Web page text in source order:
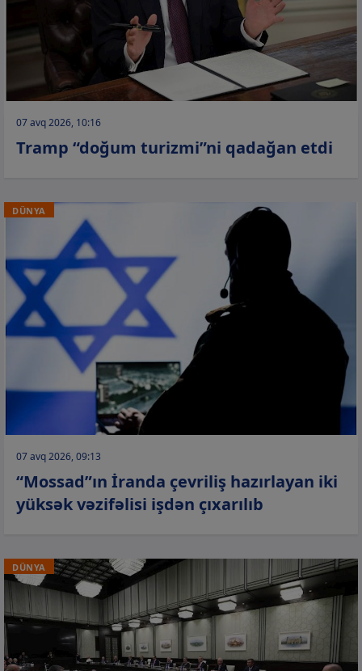
07 avq 2026, 10:16
Tramp “doğum turizmi”ni qadağan etdi
DÜNYA
07 avq 2026, 09:13
“Mossad”ın İranda çevriliş hazırlayan iki
yüksək vəzifəlisi işdən çıxarılıb
DÜNYA